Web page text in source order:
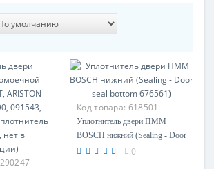
Код товара: 618501
Уплотнитель двери ПММ
BOSCH нижний (Sealing - Door
seal bottom 676561)
0